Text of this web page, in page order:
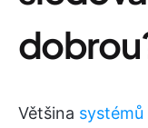
Většina